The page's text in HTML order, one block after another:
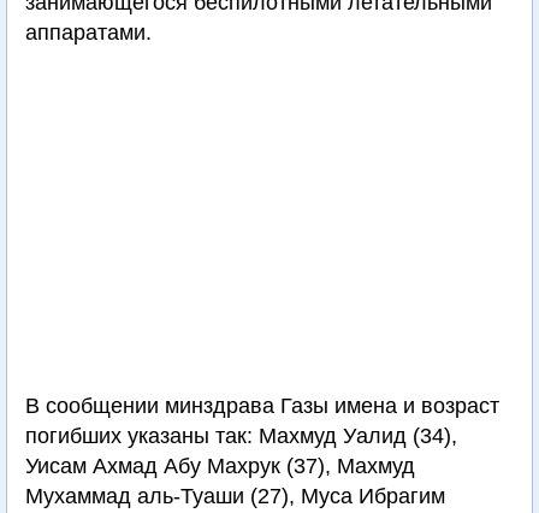
аппаратами.
В сообщении минздрава Газы имена и возраст
погибших указаны так: Махмуд Уалид (34),
Уисам Ахмад Абу Махрук (37), Махмуд
Мухаммад аль-Туаши (27), Муса Ибрагим